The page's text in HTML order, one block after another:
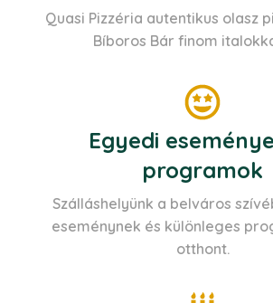
Quasi Pizzéria autentikus olasz
Bíboros Bár finom
Egyedi
programok
Szálláshelyünk a belváros
eseménynek és különleges
otthont.